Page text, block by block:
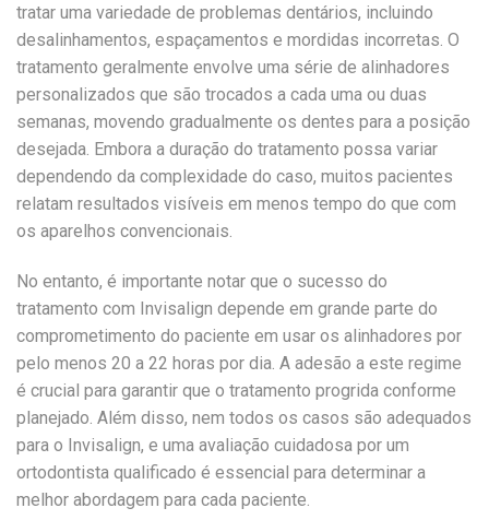
tratar uma variedade de problemas dentários, incluindo
desalinhamentos, espaçamentos e mordidas incorretas. O
tratamento geralmente envolve uma série de alinhadores
personalizados que são trocados a cada uma ou duas
semanas, movendo gradualmente os dentes para a posição
desejada. Embora a duração do tratamento possa variar
dependendo da complexidade do caso, muitos pacientes
relatam resultados visíveis em menos tempo do que com
os aparelhos convencionais.
No entanto, é importante notar que o sucesso do
tratamento com Invisalign depende em grande parte do
comprometimento do paciente em usar os alinhadores por
pelo menos 20 a 22 horas por dia. A adesão a este regime
é crucial para garantir que o tratamento progrida conforme
planejado. Além disso, nem todos os casos são adequados
para o Invisalign, e uma avaliação cuidadosa por um
ortodontista qualificado é essencial para determinar a
melhor abordagem para cada paciente.